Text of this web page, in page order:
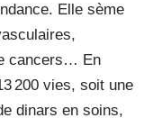
Elle sème
cancers… En
200 vies, soit une
dinars en soins,